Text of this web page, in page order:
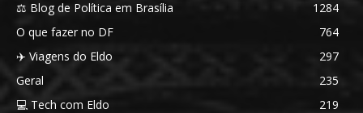
⚖️ Blog de Política em Brasília
1284
O que fazer no DF
764
✈️ Viagens do Eldo
297
Geral
235
💻 Tech com Eldo
219